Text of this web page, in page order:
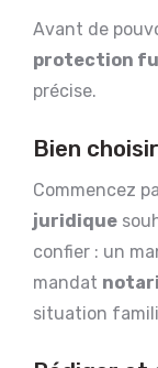
Avant de
protection
précise.
Bien
Commencez
juridique
confier : un
mandat
situation